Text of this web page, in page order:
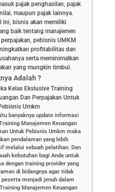
pajak penghasilan, pajak
maupun pajak lainnya.
ini, bisnis akan memiliki
baik tentang manajemen
pebisnis UMKM
profitabilitas dan
serta meminimalkan
yang mungkin timbul.
Adalah ?
Kelas Ekslusive Training
Dan Perpajakan Untuk
Umkm
banyaknya update informasi
Manajemen Keuangan
Untuk Pebisnis Umkm maka
pendalaman yang lebih
melalui sebuah pelatihan. Dan
kebutuhan bagi Anda untuk
dengan training provider yang
di bidangnya agar tidak
menjadi jenuh dalam
Manajemen Keuangan